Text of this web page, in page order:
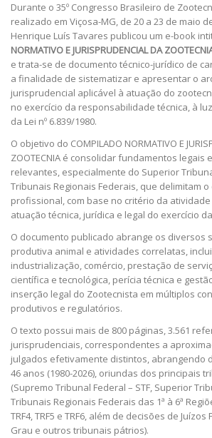
Durante o 35º Congresso Brasileiro de
realizado em Viçosa-MG, de 20 a 23 de maio
Henrique Luís Tavares publicou um e-book
NORMATIVO E JURISPRUDENCIAL DA
e trata-se de documento técnico-jurídico de
a finalidade de sistematizar e apresentar o
jurisprudencial aplicável à atuação do
no exercício da responsabilidade técnica, à luz
da Lei nº 6.839/1980.
O objetivo do COMPILADO NORMATIVO E
ZOOTECNIA é consolidar fundamentos legais
relevantes, especialmente do Superior
Tribunais Regionais Federais, que delimitam
profissional, com base no critério da
atuação técnica, jurídica e legal do exercício
O documento publicado abrange os diversos
produtiva animal e atividades correlatas,
industrialização, comércio, prestação de
científica e tecnológica, perícia técnica e
inserção legal do Zootecnista em múltiplos
produtivos e regulatórios.
O texto possui mais de 800 páginas,3.561
jurisprudenciais, correspondentes a
julgados efetivamente distintos, abrangendo
46 anos (1980-2026), oriundas dos principais
(Supremo Tribunal Federal – STF, Superior
Tribunais Regionais Federais das 1ª à 6ª
TRF4, TRF5 e TRF6, além de decisões de
Grau e outros tribunais pátrios).